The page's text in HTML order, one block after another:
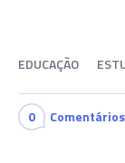
EDUCAÇÃO
0 Comentários